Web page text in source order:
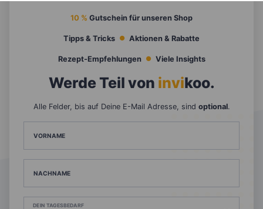
10 % Gutschein für unseren Shop
Tipps & Tricks Aktionen & Rabatte
Rezept-Empfehlungen Viele Insights
Werde Teil von invikoo.
Alle Felder, bis auf Deine E-Mail Adresse, sind optional.
VORNAME
NACHNAME
DEIN TAGESBEDARF